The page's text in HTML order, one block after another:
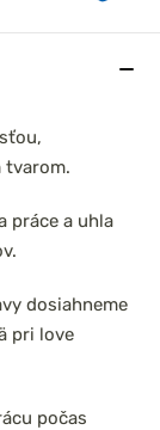
tvarom.
práce a uhla
dosiahneme
pri love
počas